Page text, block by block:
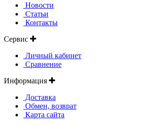
Новости
Статьи
Контакты
Сервис
Личный кабинет
Сравнение
Информация
Доставка
Обмен, возврат
Карта сайта